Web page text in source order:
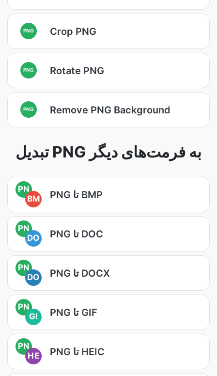
PNG Crop PNG
PNG Rotate PNG
PNG Remove PNG Background
تبدیل PNG به فرمت‌های دیگر
PN
BM
PNG تا BMP
PN
DO
PNG تا DOC
PN
DO
PNG تا DOCX
PN
GI
PNG تا GIF
PN
HE
PNG تا HEIC